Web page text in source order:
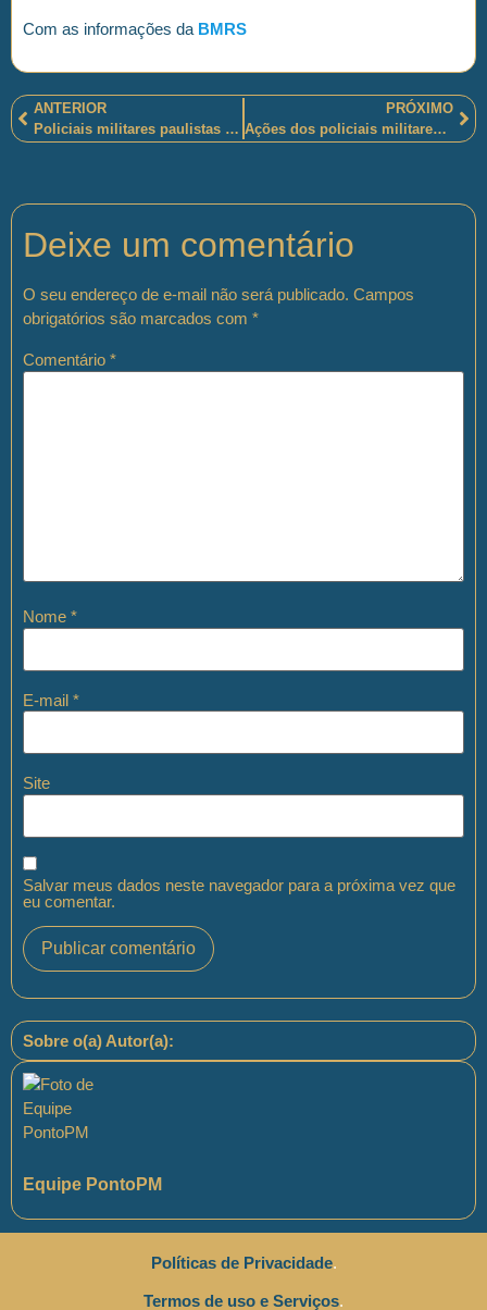
Com as informações da BMRS
ANTERIOR
Policiais militares paulistas resgataram um homem “na ilha do Cardoso”
PRÓXIMO
Ações dos policiais militares goianos direcionadas à proteção das crianças e adolescentes e das mulheres
Deixe um comentário
O seu endereço de e-mail não será publicado. Campos
obrigatórios são marcados com *
Comentário *
Nome *
E-mail *
Site
Salvar meus dados neste navegador para a próxima vez que
eu comentar.
Sobre o(a) Autor(a):
Equipe PontoPM
Políticas de Privacidade.
Termos de uso e Serviços.